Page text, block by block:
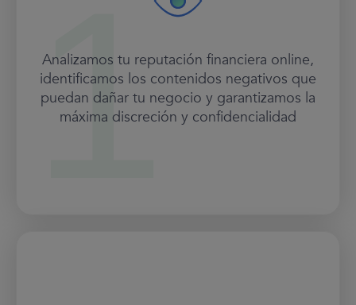
Analizamos tu reputación financiera online,
identificamos los contenidos negativos que
puedan dañar tu negocio y garantizamos la
máxima discreción y confidencialidad